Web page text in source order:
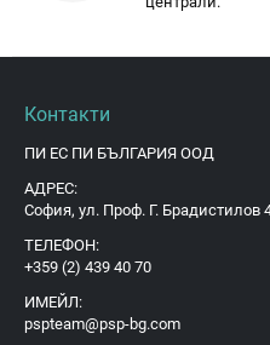
Контакти
ПИ ЕС ПИ БЪЛГАРИЯ ООД
АДРЕС:
София, ул. Проф. Г. Брадистилов
ТЕЛЕФОН:
+359 (2) 439 40 70
ИМЕЙЛ:
pspteam@psp-bg.com